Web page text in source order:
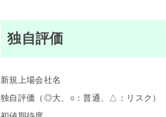
独自評価
新規上場会社名
独自評価（◎大、○：普通、△：リスク）